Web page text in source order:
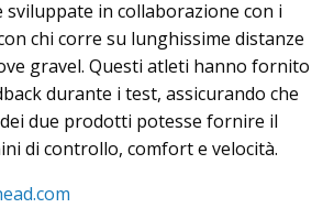
sviluppate in collaborazione con i
chi corre su lunghissime distanze
gravel. Questi atleti hanno fornito
durante i test, assicurando che
due prodotti potesse fornire il
di controllo, comfort e velocità.